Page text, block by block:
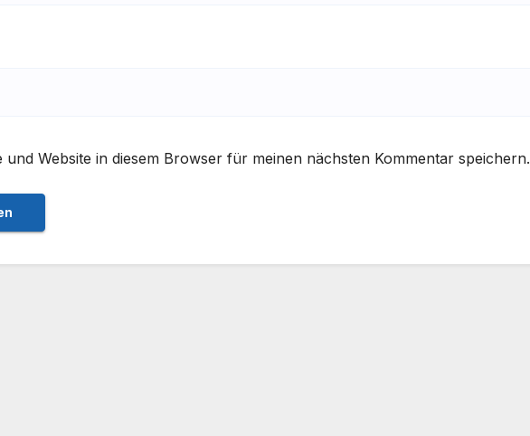
und Website in diesem Browser für meinen nächsten Kommentar speichern.